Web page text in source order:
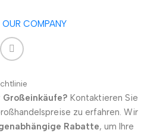
COMPANY
Großeinkäufe? Kontaktieren Sie
zu erfahren. Wir
Rabatte, um Ihre